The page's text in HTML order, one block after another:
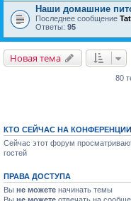
Наши домашние
Последнее сообщение
Ответы: 95
Новая тема
80
КТО СЕЙЧАС НА КОНФЕРЕНЦИИ
Сейчас этот форум
гостей
ПРАВА ДОСТУПА
Вы не можете начинать темы